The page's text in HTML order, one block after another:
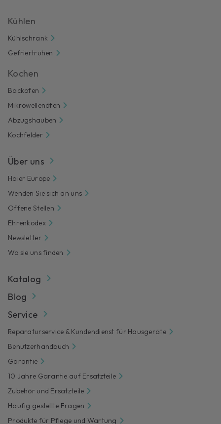
Kühlen
Kühlschrank
Gefriertruhen
Kochen
Backofen
Mikrowellenöfen
Abzugshauben
Kochfelder
Über uns
Haier Europe
Wenden Sie sich an uns
Offene Stellen
Ehrenkodex
Newsletter
Wo sie uns finden
Katalog
Blog
Service
Reparaturservice & Kundendienst für Hausgeräte
Benutzerhandbuch
Garantie
10 Jahre Garantie auf Ersatzteile
Zubehör und Ersatzteile
Häufig gestellte Fragen
Produkte für Pflege und Wartung